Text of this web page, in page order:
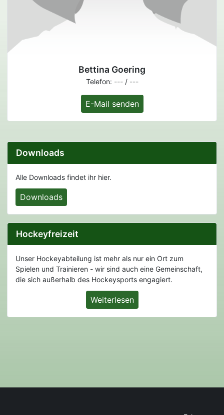
Bettina Goering
Telefon: --- / ---
E-Mail senden
Downloads
Alle Downloads findet ihr hier.
Downloads
Hockeyfreizeit
Unser Hockeyabteilung ist mehr als nur ein Ort zum
Spielen und Trainieren - wir sind auch eine Gemeinschaft,
die sich außerhalb des Hockeysports engagiert.
Weiterlesen